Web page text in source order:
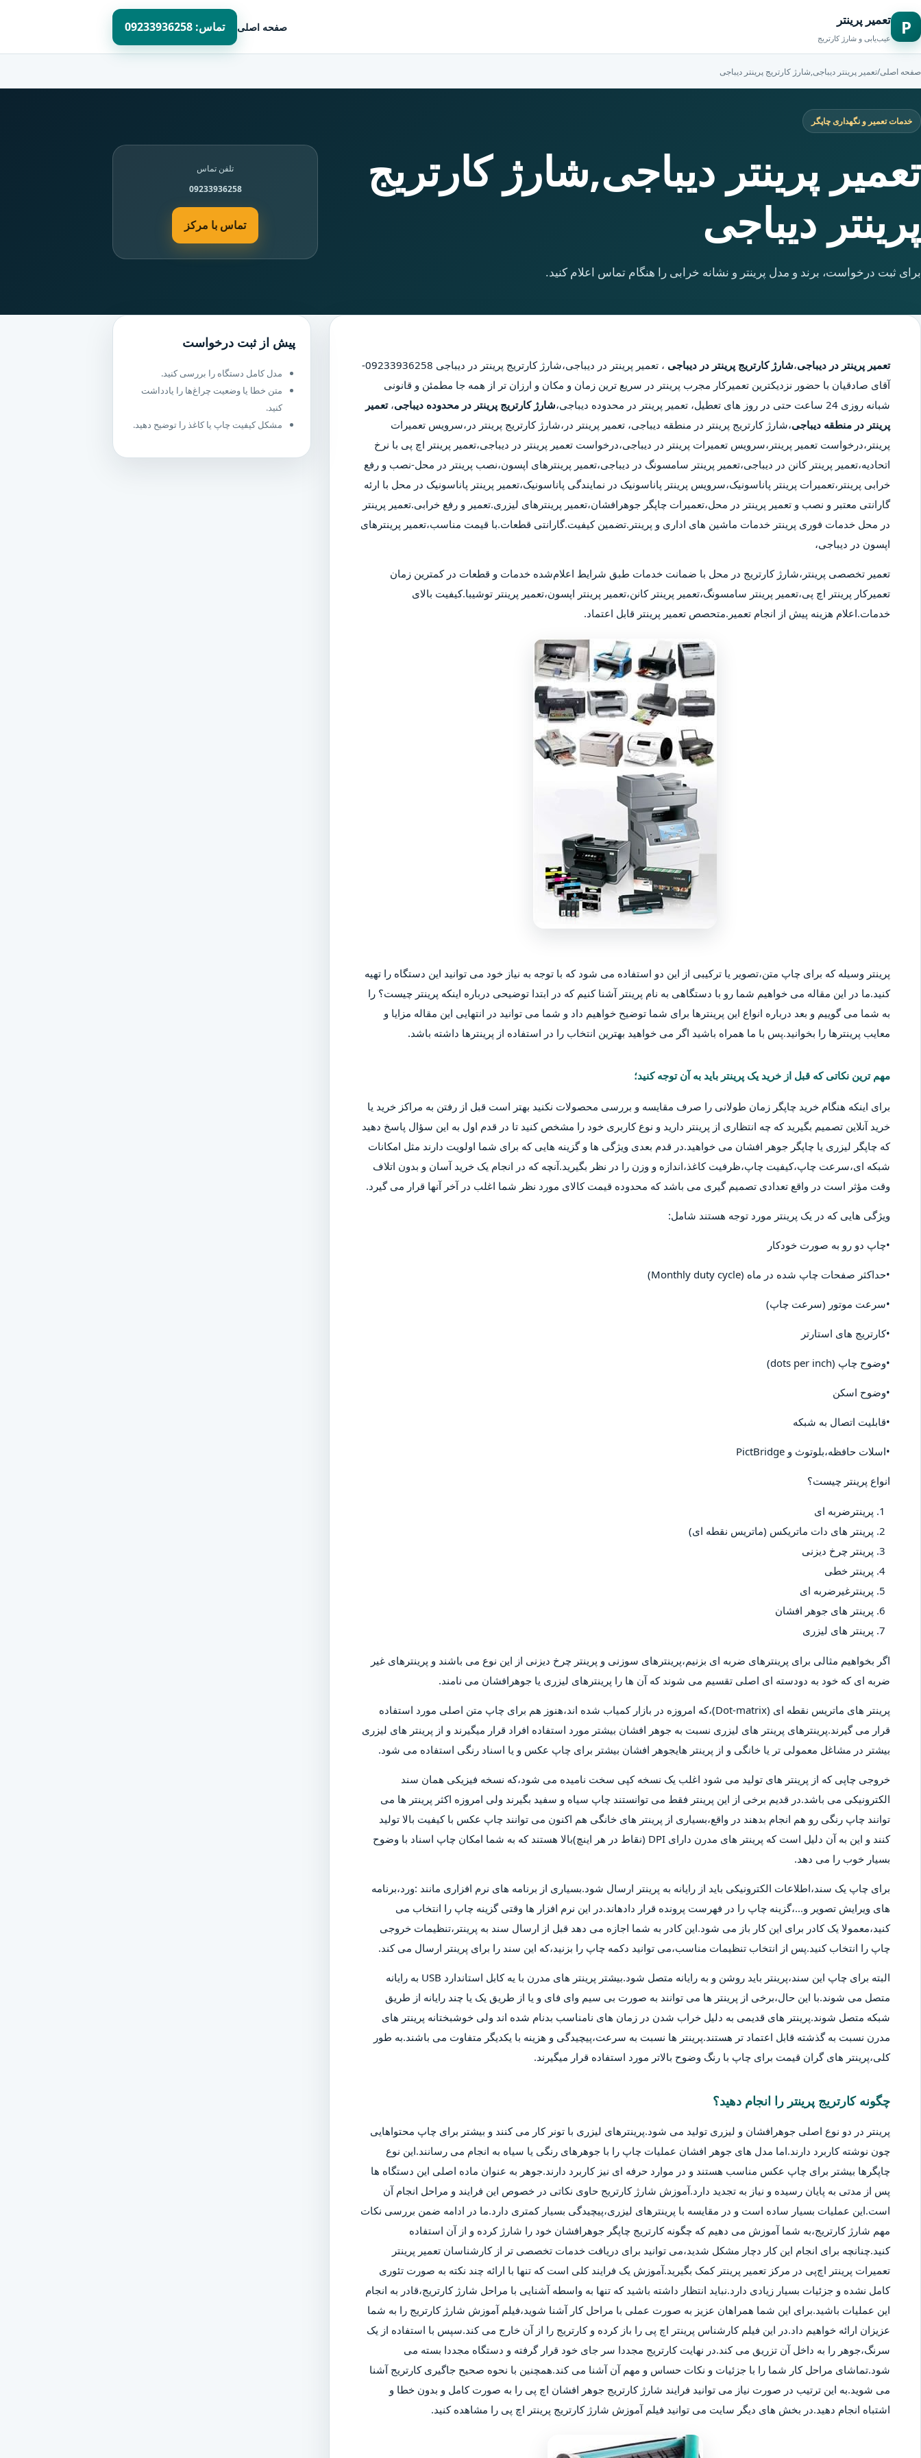
P تعمیر پرینتر
عیب‌یابی و شارژ کارتریج
صفحه اصلی تماس: 09233936258
صفحه اصلی/تعمیر پرینتر دیباجی,شارژ کارتریج پرینتر دیباجی
خدمات تعمیر و نگهداری چاپگر
تعمیر پرینتر دیباجی,شارژ کارتریج
پرینتر دیباجی
برای ثبت درخواست، برند و مدل پرینتر و نشانه خرابی را هنگام تماس اعلام کنید.
تلفن تماس
09233936258
تماس با مرکز
تعمیر پرینتر در دیباجی،شارژ کارتریج پرینتر در دیباجی ، تعمیر پرینتر در دیباجی،شارژ کارتریج پرینتر در دیباجی
09233936258-
آقای صادقیان با حضور نزدیکترین تعمیرکار مجرب پرینتر در سریع ترین زمان و مکان و ارزان تر از همه جا مطمئن و قانونی
شبانه روزی 24 ساعت حتی در روز های تعطیل، تعمیر پرینتر در محدوده دیباجی،
شارژ کارتریج پرینتر در محدوده دیباجی، تعمیر
پرینتر در منطقه دیباجی،شارژ کارتریج پرینتر در منطقه دیباجی، تعمیر پرینتر در،شارژ کارتریج پرینتر در،سرویس تعمیرات
پرینتر،درخواست تعمیر پرینتر،سرویس تعمیرات پرینتر در دیباجی،درخواست تعمیر پرینتر در دیباجی،تعمیر پرینتر اچ پی با نرخ
اتحادیه،تعمیر پرینتر کانن در دیباجی،تعمیر پرینتر سامسونگ در دیباجی،تعمیر پرینترهای اپسون،نصب پرینتر در محل-نصب و رفع
خرابی پرینتر،تعمیرات پرینتر پاناسونیک،سرویس پرینتر پاناسونیک در نمایندگی پاناسونیک،تعمیر پرینتر پاناسونیک در محل با ارئه
گارانتی معتبر و نصب و تعمیر پرینتر در محل،تعمیرات چاپگر جوهرافشان،تعمیر پرینترهای لیزری.تعمیر و رفع خرابی.تعمیر پرینتر
در محل خدمات فوری پرینتر خدمات ماشین های اداری و پرینتر.تضمین کیفیت.گارانتی قطعات.با قیمت مناسب،تعمیر پرینترهای
اپسون در دیباجی،
تعمیر تخصصی پرینتر،شارژ کارتریج در محل با ضمانت خدمات طبق شرایط اعلام‌شده خدمات و قطعات در کمترین زمان
تعمیرکار پرینتر اچ پی،تعمیر پرینتر سامسونگ،تعمیر پرینتر کانن،تعمیر پرینتر اپسون،تعمیر پرینتر توشیبا.کیفیت بالای
خدمات.اعلام هزینه پیش از انجام تعمیر.متحصص تعمیر پرینتر قابل اعتماد.
پرینتر وسیله که برای چاپ متن،تصویر یا ترکیبی از این دو استفاده می شود که با توجه به نیاز خود می توانید این دستگاه را تهیه
کنید.ما در این مقاله می خواهیم شما رو با دستگاهی به نام پرینتر آشنا کنیم که در ابتدا توضیحی درباره اینکه پرینتر چیست؟ را
به شما می گوییم و بعد درباره انواع این پرینترها برای شما توضیح خواهیم داد و شما می توانید در انتهایی این مقاله مزایا و
معایب پرینترها را بخوانید.پس با ما همراه باشید اگر می خواهید بهترین انتخاب را در استفاده از پرینترها داشته باشد.
مهم ترین نکاتی که قبل از خرید یک پرینتر باید به آن توجه کنید؛
برای اینکه هنگام خرید چاپگر زمان طولانی را صرف مقایسه و بررسی محصولات نکنید بهتر است قبل از رفتن به مراکز خرید یا
خرید آنلاین تصمیم بگیرید که چه انتظاری از پرینتر دارید و نوع کاربری خود را مشخص کنید تا در قدم اول به این سؤال پاسخ دهید
که چاپگر لیزری یا چاپگر جوهر افشان می خواهید.در قدم بعدی ویژگی ها و گزینه هایی که برای شما اولویت دارند مثل امکانات
شبکه ای،سرعت چاپ،کیفیت چاپ،ظرفیت کاغذ،اندازه و وزن را در نظر بگیرید.آنچه که در انجام یک خرید آسان و بدون اتلاف
وقت مؤثر است در واقع تعدادی تصمیم گیری می باشد که محدوده قیمت کالای مورد نظر شما اغلب در آخر آنها قرار می گیرد.
ویژگی هایی که در یک پرینتر مورد توجه هستند شامل:
•چاپ دو رو به صورت خودکار
•حداکثر صفحات چاپ شده در ماه (Monthly duty cycle)
•سرعت موتور (سرعت چاپ)
•کارتریج های استارتر
•وضوح چاپ (dots per inch)
•وضوح اسکن
•قابلیت اتصال به شبکه
•اسلات حافظه،بلوتوث و PictBridge
انواع پرینتر چیست؟
پرینترضربه ای
پرینتر های دات ماتریکس (ماتریس نقطه ای)
پرینتر چرخ دیزنی
پرینتر خطی
پرینترغیرضربه ای
پرینتر های جوهر افشان
پرینتر های لیزری
اگر بخواهیم مثالی برای پرینترهای ضربه ای بزنیم،پرینترهای سوزنی و پرینتر چرخ دیزنی از این نوع می باشند و پرینترهای غیر
ضربه ای که خود به دودسته ای اصلی تقسیم می شوند که آن ها را پرینترهای لیزری یا جوهرافشان می نامند.
پرینتر های ماتریس نقطه ای (Dot-matrix)،که امروزه در بازار کمیاب شده اند،هنوز هم برای چاپ متن اصلی مورد استفاده
قرار می گیرند.پرینترهای پرینتر های لیزری نسبت به جوهر افشان بیشتر مورد استفاده افراد قرار میگیرند و از پرینتر های لیزری
بیشتر در مشاغل معمولی تر یا خانگی و از پرینتر هایجوهر افشان بیشتر برای چاپ عکس و یا اسناد رنگی استفاده می شود.
خروجی چاپی که از پرینتر های تولید می شود اغلب یک نسخه کپی سخت نامیده می شود،که نسخه فیزیکی همان سند
الکترونیکی می باشد.در قدیم برخی از این پرینتر فقط می توانستند چاپ سیاه و سفید بگیرند ولی امروزه اکثر پرینتر ها می
توانند چاپ رنگی رو هم انجام بدهند در واقع،بسیاری از پرینتر های خانگی هم اکنون می توانند چاپ عکس با کیفیت بالا تولید
کنند و این به آن دلیل است که پرینتر های مدرن دارای DPI (نقاط در هر اینچ)بالا هستند که به شما امکان چاپ اسناد با وضوح
بسیار خوب را می دهد.
برای چاپ یک سند،اطلاعات الکترونیکی باید از رایانه به پرینتر ارسال شود.بسیاری از برنامه های نرم افزاری مانند :ورد،برنامه
های ویرایش تصویر و...،گزینه چاپ را در فهرست پرونده قرار دادهاند.در این نرم افزار ها وقتی گزینه چاپ را انتخاب می
کنید،معمولا یک کادر برای این کار باز می شود.این کادر به شما اجازه می دهد قبل از ارسال سند به پرینتر،تنظیمات خروجی
چاپ را انتخاب کنید.پس از انتخاب تنظیمات مناسب،می توانید دکمه چاپ را بزنید،که این سند را برای پرینتر ارسال می کند.
البته برای چاپ این سند،پرینتر باید روشن و به رایانه متصل شود.بیشتر پرینتر های مدرن با یه کابل استاندارد USB به رایانه
متصل می شوند.با این حال،برخی از پرینتر ها می توانند به صورت بی سیم وای فای و یا از طریق یک یا چند رایانه از طریق
شبکه متصل شوند.پرینتر های قدیمی به دلیل خراب شدن در زمان های نامناسب بدنام شده اند ولی خوشبختانه پرینتر های
مدرن نسبت به گذشته قابل اعتماد تر هستند.پرینتر ها نسبت به سرعت،پیچیدگی و هزینه با یکدیگر متفاوت می باشند.به طور
کلی،پرینتر های گران قیمت برای چاپ با رنگ وضوح بالاتر مورد استفاده قرار میگیرند.
چگونه کارتریج پرینتر را انجام دهید؟
پرینتر در دو نوع اصلی جوهرافشان و لیزری تولید می شود.پرینترهای لیزری با تونر کار می کنند و بیشتر برای چاپ محتواهایی
چون نوشته کاربرد دارند.اما مدل های جوهر افشان عملیات چاپ را با جوهرهای رنگی یا سیاه به انجام می رسانند.این نوع
چاپگرها بیشتر برای چاپ عکس مناسب هستند و در موارد حرفه ای نیز کاربرد دارند.جوهر به عنوان ماده اصلی این دستگاه ها
پس از مدتی به پایان رسیده و نیاز به تجدید دارد.آموزش شارژ کارتریج حاوی نکاتی در خصوص این فرایند و مراحل انجام آن
است.این عملیات بسیار ساده است و در مقایسه با پرینترهای لیزری،پیچیدگی بسیار کمتری دارد.ما در ادامه ضمن بررسی نکات
مهم شارژ کارتریج،به شما آموزش می دهیم که چگونه کارتریج چاپگر جوهرافشان خود را شارژ کرده و از آن استفاده
کنید.چنانچه برای انجام این کار دچار مشکل شدید،می توانید برای دریافت خدمات تخصصی تر از کارشناسان تعمیر پرینتر
تعمیرات پرینتر اچ‌پی در مرکز تعمیر پرینتر کمک بگیرید.آموزش یک فرایند کلی است که تنها با ارائه چند نکته به صورت تئوری
کامل نشده و جزئیات بسیار زیادی دارد.نباید انتظار داشته باشید که تنها به واسطه آشنایی با مراحل شارژ کارتریج،قادر به انجام
این عملیات باشید.برای این شما همراهان عزیز به صورت عملی با مراحل کار آشنا شوید،فیلم آموزش شارژ کارتریج را به شما
عزیزان ارائه خواهیم داد.در این فیلم کارشناس پرینتر اچ پی را باز کرده و کارتریج را از آن خارج می کند.سپس با استفاده از یک
سرنگ،جوهر را به داخل آن تزریق می کند.در نهایت کارتریج مجددا سر جای خود قرار گرفته و دستگاه مجددا بسته می
شود.تماشای مراحل کار شما را با جزئیات و نکات حساس و مهم آن آشنا می کند.همچنین با نحوه صحیح جاگیری کارتریج آشنا
می شوید.به این ترتیب در صورت نیاز می توانید فرایند شارژ کارتریج جوهر افشان اچ پی را به صورت کامل و بدون خطا و
اشتباه انجام دهید.در بخش های دیگر سایت می توانید فیلم آموزش شارژ کارتریج پرینتر اچ پی را مشاهده کنید.
پیش از ثبت درخواست
مدل کامل دستگاه را بررسی کنید.
متن خطا یا وضعیت چراغ‌ها را یادداشت
کنید.
مشکل کیفیت چاپ یا کاغذ را توضیح دهید.